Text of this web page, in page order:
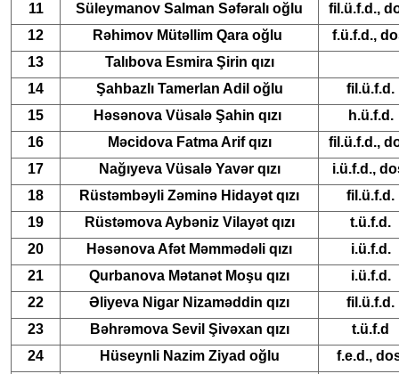
11
Süleymanov Salman Səfəralı oğlu
fil.ü.f.d.,
12
Rəhimov Mütəllim Qara oğlu
f.ü.f.d.,
13
Talıbova Esmira Şirin qızı
14
Şahbazlı Tamerlan Adil oğlu
fil.ü.f.d.
15
Həsənova Vüsalə Şahin qızı
h.ü.f.d.
16
Məcidova Fatma Arif qızı
fil.ü.f.d.,
17
Nağıyeva Vüsalə Yavər qızı
i.ü.f.d.,
18
Rüstəmbəyli Zəminə Hidayət qızı
fil.ü.f.d.
19
Rüstəmova Aybəniz Vilayət qızı
t.ü.f.d.
20
Həsənova Afət Məmmədəli qızı
i.ü.f.d.
21
Qurbanova Mətanət Moşu qızı
i.ü.f.d.
22
Əliyeva Nigar Nizaməddin qızı
fil.ü.f.d.
23
Bəhrəmova Sevil Şivəxan qızı
t.ü.f.d
24
Hüseynli Nazim Ziyad oğlu
f.e.d.,